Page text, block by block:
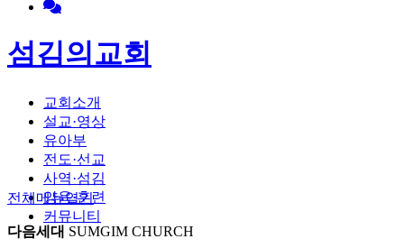
섬김의교회
교회소개
설교·영상
유아부
전도·선교
사역·섬김
양육·훈련
커뮤니티
전체메뉴열기
다음세대 SUMGIM CHURCH